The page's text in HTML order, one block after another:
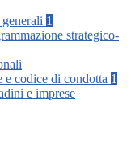
1
strategico-
codice di condotta 1
e imprese